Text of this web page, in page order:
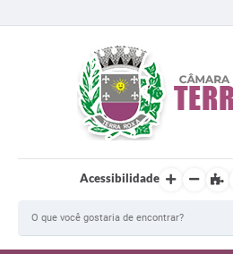
Acessibilidade